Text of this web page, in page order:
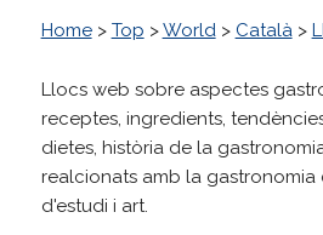
Home> Top >World> Català>
Llocs web sobre aspectes
receptes, ingredients,
dietes, història de la
realcionats amb la gastronomia
d'estudi i art.